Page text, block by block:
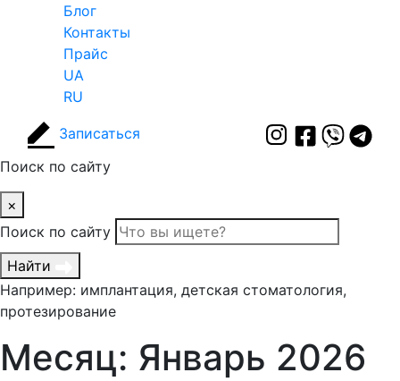
Блог
Контакты
Прайс
UA
RU
Записаться
Поиск по сайту
×
Поиск по сайту
Найти
Например: имплантация, детская стоматология,
протезирование
Месяц: Январь 2026